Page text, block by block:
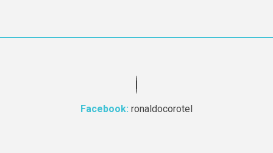
Facebook: ronaldocorotel